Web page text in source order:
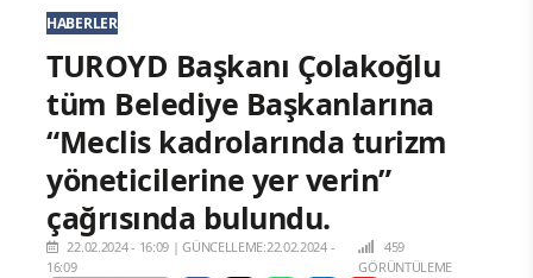
HABERLER
TUROYD Başkanı Çolakoğlu
tüm Belediye Başkanlarına
“Meclis kadrolarında turizm
yöneticilerine yer verin”
çağrısında bulundu.
22.02.2024 - 16:09 |GÜNCELLEME:22.02.2024 -
16:09
459
GÖRÜNTÜLEME